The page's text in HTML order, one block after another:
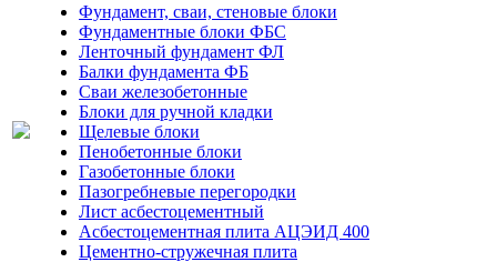
Фундамент, сваи, стеновые блоки
Фундаментные блоки ФБС
Ленточный фундамент ФЛ
Балки фундамента ФБ
Сваи железобетонные
Блоки для ручной кладки
Щелевые блоки
Пенобетонные блоки
Газобетонные блоки
Пазогребневые перегородки
Лист асбестоцементный
Асбестоцементная плита АЦЭИД 400
Цементно-стружечная плита